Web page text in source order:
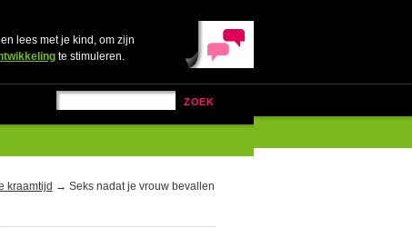
en lees met je kind, om zijn
te stimuleren.
ZOEK
kraamtijd → Seks nadat je vrouw bevallen